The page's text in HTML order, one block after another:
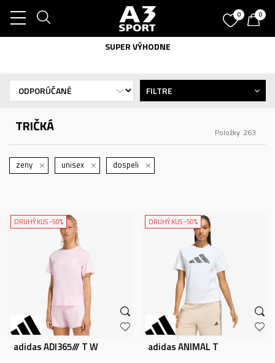
0 0
SUPER VÝHODNE
TRIČKÁ 263
Položky
FILTRE
zeny unisex dospeli
DRUHÝ KUS -50%
adidas ADI365/// T W
DRUHÝ KUS -50%
adidas ANIMAL T